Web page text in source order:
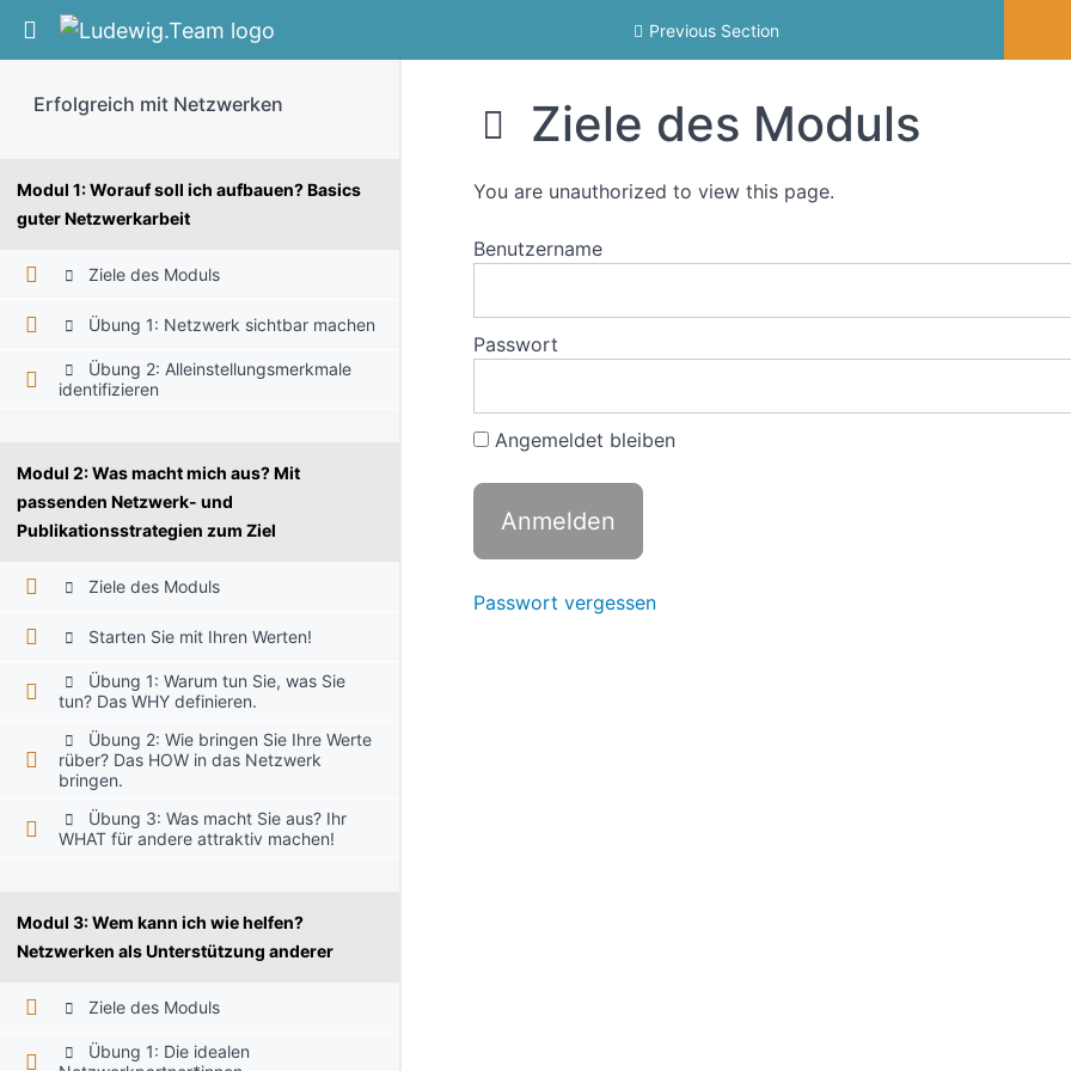
Return to course: Erfolgreich mit Netzwerken Previous Section
Erfolgreich mit Netzwerken
Modul 1: Worauf soll ich aufbauen? Basics
guter Netzwerkarbeit
Ziele des Moduls
Übung 1: Netzwerk sichtbar machen
Übung 2: Alleinstellungsmerkmale
identifizieren
Modul 2: Was macht mich aus? Mit
passenden Netzwerk- und
Publikationsstrategien zum Ziel
Ziele des Moduls
Starten Sie mit Ihren Werten!
Übung 1: Warum tun Sie, was Sie
tun? Das WHY definieren.
Übung 2: Wie bringen Sie Ihre Werte
rüber? Das HOW in das Netzwerk
bringen.
Übung 3: Was macht Sie aus? Ihr
WHAT für andere attraktiv machen!
Modul 3: Wem kann ich wie helfen?
Netzwerken als Unterstützung anderer
Ziele des Moduls
Übung 1: Die idealen
Ziele des Moduls
You are unauthorized to view this page.
Benutzername
Passwort
Angemeldet bleiben
Passwort vergessen